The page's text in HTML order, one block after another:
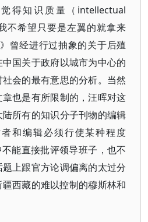
得知识质量（intellectual
不希望只要是左翼的就拿来
曾经进行过抽象的关于后殖
国关于政府以城市为中心的
会的最有意思的分析。当然
章也是有所限制的，汪晖对这
所有的知识分子刊物的编辑
和编辑必须行使某种程度
能直接批评领导班子，也不
上跟官方论调偏离的太过分
西藏的难以控制的穆斯林和